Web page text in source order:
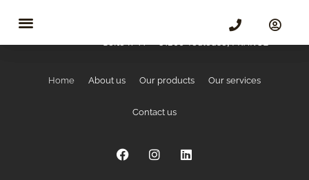
146-200 Avenue des Etats Unis
Boite n°77 – 31200 Toulouse, FRANCE
Home About us Our products Our services
Contact us